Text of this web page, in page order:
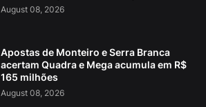
August 08, 2026
Apostas de Monteiro e Serra Branca
acertam Quadra e Mega acumula em R$
165 milhões
August 08, 2026